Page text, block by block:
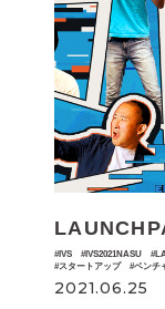
IVS IVS2021NASU
スタートアップ
ベンチ
2021.06.25